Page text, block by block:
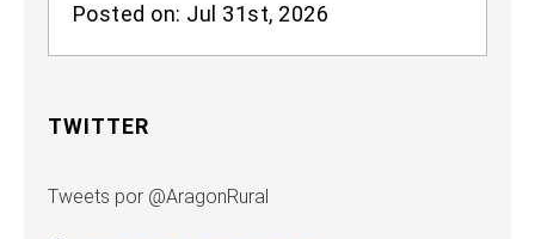
Posted on: Jul 31st, 2026
TWITTER
Tweets por @AragonRural